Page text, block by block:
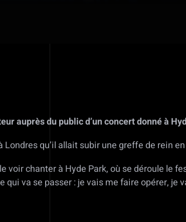
auprès du public d’un concert donné à
Londres qu’il allait subir une greffe de rein
voir chanter à Hyde Park, où se déroule le
va se passer : je vais me faire opérer, je